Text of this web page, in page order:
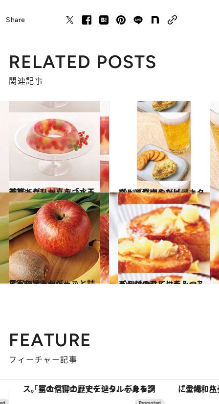
Share
RELATED POSTS
関連記事
2013.5.23
子どもたちが喜ぶ「水玉トマトゼリー」をつくる 前篇
グルメ 2011.11.29
さっぱり爽やかビアカクテル＆混ぜるだけディップ
グルメ
2011.8.16
果実の旨みがギュッと詰まったスムージー
ビューティ＆ヘルス 2011.8.26
パンにのせてはちみつしょうがのフレンチトースト
ライフスタイル
FEATURE
フィーチャー記事
「土佐和ハーブかき氷」がOMO7高知に登場！生姜、山椒、大葉など目にも舌にも涼を呼ぶ郷土の味